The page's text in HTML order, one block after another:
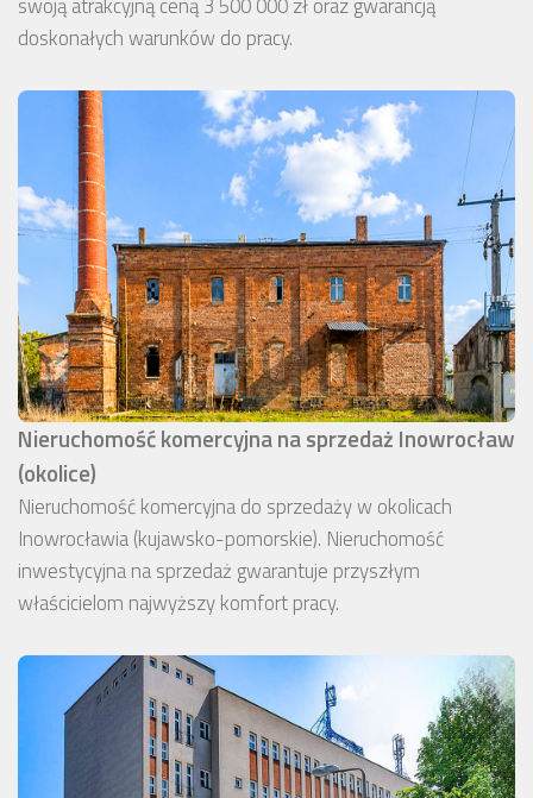
swoją atrakcyjną ceną 3 500 000 zł oraz gwarancją
doskonałych warunków do pracy.
Nieruchomość komercyjna na sprzedaż Inowrocław
(okolice)
Nieruchomość komercyjna do sprzedaży w okolicach
Inowrocławia (kujawsko-pomorskie). Nieruchomość
inwestycyjna na sprzedaż gwarantuje przyszłym
właścicielom najwyższy komfort pracy.